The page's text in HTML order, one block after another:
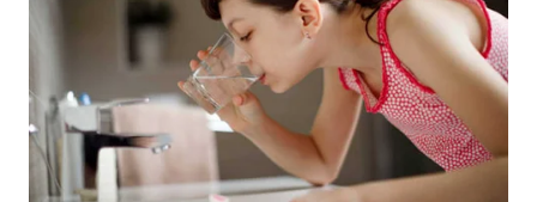
BOGOR
WN
DEPOK